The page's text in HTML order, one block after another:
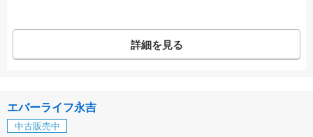
詳細を見る
エバーライフ永吉
中古販売中